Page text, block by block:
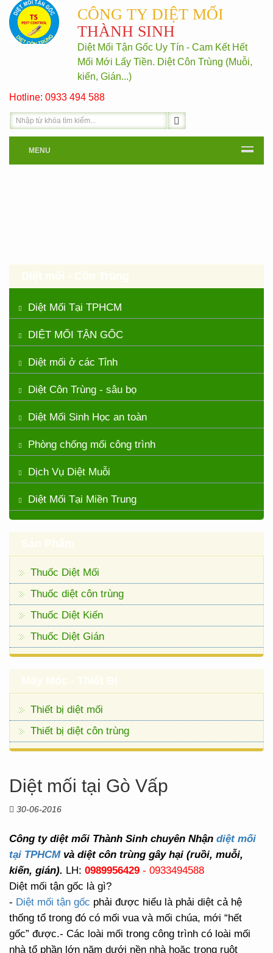
CÔNG TY DIỆT MỐI
THÀNH SINH
Diệt Mối Tận Gốc Uy Tín - Cam Kết Hết
Mối Mới Lấy Tiền. Diệt Côn Trùng (Muỗi,
kiến, Gián...)
Hotline: 0933 494 588
MENU
Diệt Mối Tại TPHCM
DIỆT MỐI TẬN GỐC
Diệt mối ở các Tỉnh
Diệt Côn Trùng - sâu bọ
Diệt Mối Sinh Học an toàn
Phòng chống mối công trình
Dịch Vụ Diệt Muỗi
Diệt Mối Tại Miền Trung
Thuốc Diệt Mối
Thuốc diệt côn trùng
Thuốc Diệt Kiến
Thuốc Diệt Gián
Thiết bị diệt mối
Thiết bị diệt côn trùng
Diệt mối tại Gò Vấp
30-06-2016
Công ty diệt mối Thành Sinh chuyên Nhận diệt mối
tại TPHCMvà diệt côn trùng gây hại (ruồi, muỗi,
kiến, gián). LH: 0989956429 - 0933494588
Diệt mối tận gốc là gì?
- Diệt mối tận gốc phải được hiểu là phải diệt cả hệ
thống tổ trong đó có mối vua và mối chúa, mới “hết
gốc” được.- Các loài mối trong công trình có loài mối
nhà tổ phần lớn năm dưới nền nhà hoặc trong ruột